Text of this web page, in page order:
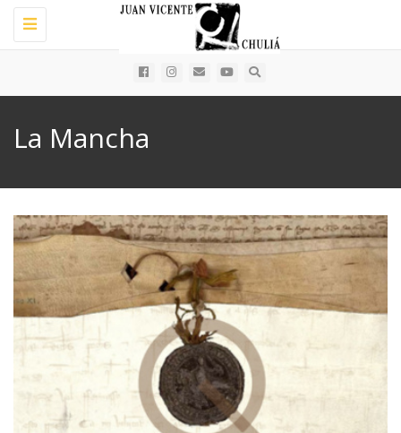
Toggle
navigation
La Mancha